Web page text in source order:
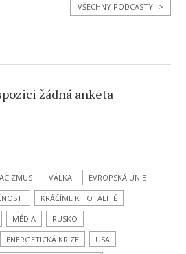
VŠECHNY PODCASTY >
žádná anketa
VÁLKA
EVROPSKÁ UNIE
KRÁČÍME K TOTALITĚ
MÉDIA
RUSKO
ENERGETICKÁ KRIZE
USA